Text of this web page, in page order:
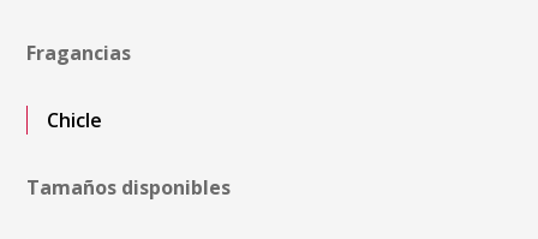
Fragancias
Chicle
Tamaños disponibles